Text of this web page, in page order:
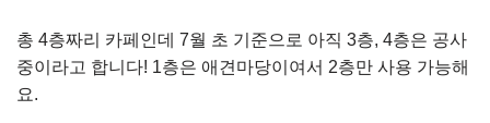
총 4층짜리 카페인데 7월 초 기준으로 아직 3층, 4층은 공사
중이라고 합니다! 1층은 애견마당이여서 2층만 사용 가능해
요.